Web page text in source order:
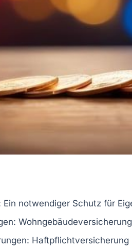
Ein notwendiger Schutz für
Wohngebäudeversicherung
Haftpflichtversicherung